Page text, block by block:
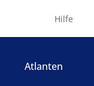
Hilfe
Atlanten